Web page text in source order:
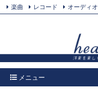
メニュー
楽曲 レコード オーディオ